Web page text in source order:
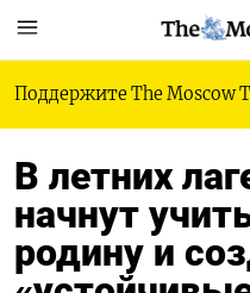
Поддержите The Moscow
В летних
начнут
родину и